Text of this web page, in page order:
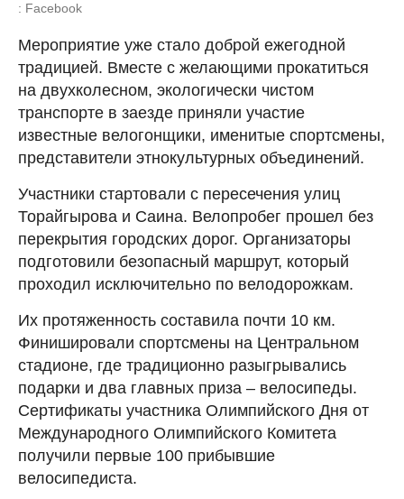
: Facebook
Мероприятие уже стало доброй ежегодной
традицией. Вместе с желающими прокатиться
на двухколесном, экологически чистом
транспорте в заезде приняли участие
известные велогонщики, именитые спортсмены,
представители этнокультурных объединений.
Участники стартовали с пересечения улиц
Торайгырова и Саина. Велопробег прошел без
перекрытия городских дорог. Организаторы
подготовили безопасный маршрут, который
проходил исключительно по велодорожкам.
Их протяженность составила почти 10 км.
Финишировали спортсмены на Центральном
стадионе, где традиционно разыгрывались
подарки и два главных приза – велосипеды.
Сертификаты участника Олимпийского Дня от
Международного Олимпийского Комитета
получили первые 100 прибывшие
велосипедиста.